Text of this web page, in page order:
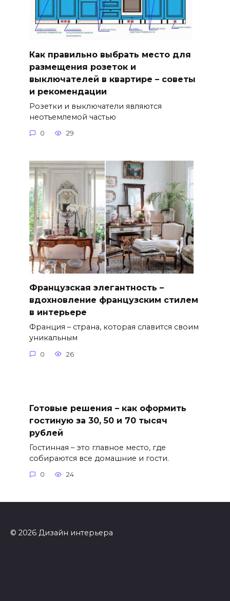
Как правильно выбрать место для
размещения розеток и
выключателей в квартире – советы
и рекомендации
Розетки и выключатели являются
неотъемлемой частью
0 29
Французская элегантность –
вдохновление французским стилем
в интерьере
Франция – страна, которая славится своим
уникальным
0 26
Готовые решения – как оформить
гостиную за 30, 50 и 70 тысяч
рублей
Гостинная – это главное место, где
собираются все домашние и гости.
0 24
© 2026 Дизайн интерьера